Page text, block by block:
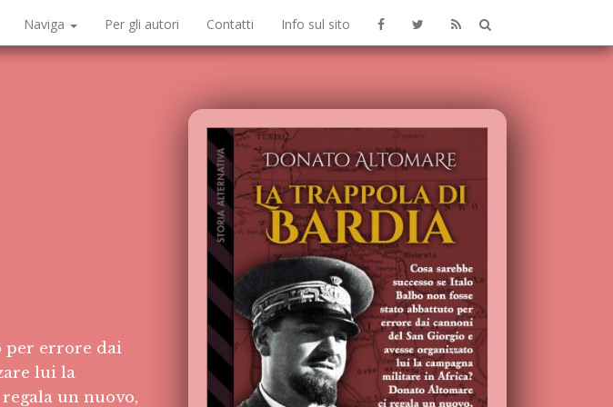
Naviga Per gli autori Contatti Info sul sito
per errore dai
lui la
un nuovo,